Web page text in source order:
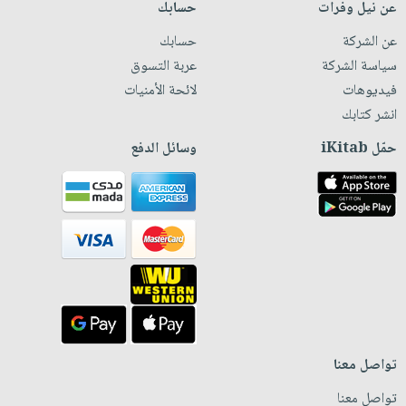
عن نيل وفرات
عن الشركة
سياسة الشركة
فيديوهات
انشر كتابك
حسابك
حسابك
عربة التسوق
لائحة الأمنيات
حمّل iKitab وسائل الدفع
تواصل معنا
تواصل معنا